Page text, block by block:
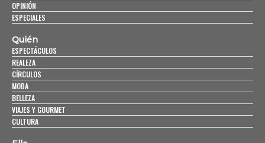
OPINIÓN
ESPECIALES
Quién
ESPECTÁCULOS
REALEZA
CÍRCULOS
MODA
BELLEZA
VIAJES Y GOURMET
CULTURA